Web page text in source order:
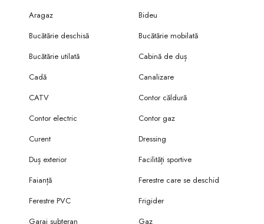
Aragaz
Bideu
Bucătărie deschisă
Bucătărie mobilată
Bucătărie utilată
Cabină de duș
Cadă
Canalizare
CATV
Contor căldură
Contor electric
Contor gaz
Curent
Dressing
Duș exterior
Facilități sportive
Faianță
Ferestre care se deschid
Ferestre PVC
Frigider
Garaj subteran
Gaz